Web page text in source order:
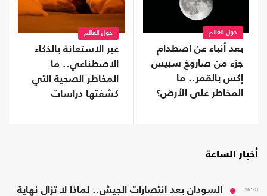
حول العالم
بعد أنباء عن اصطدام
جزء من صاروخ سبيس
إكس بالقمر.. ما
المخاطر على الأرض؟
حول العالم
عبر الاستعانة بالذكاء
الاصطناعي.. ما
المخاطر الصحية التي
كشفتها دراسات
أخبار الساعة
16:28
السودان بعد انتصارات الجيش.. لماذا لا تزال نهاية